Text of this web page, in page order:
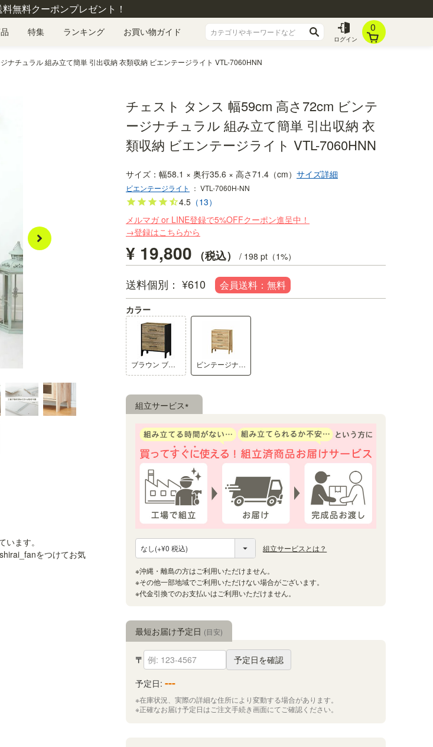
無料クーポンプレゼント！
特集 ランキング お買い物ガイド
ログイン
0
ナチュラル 組み立て簡単 引出収納 衣類収納 ビエンテージライト VTL-7060HNN
ます。
をつけてお気
チェスト タンス 幅59cm 高さ72cm ビンテ
ージナチュラル 組み立て簡単 引出収納 衣
類収納 ビエンテージライト VTL-7060HNN
幅58.1 × 奥行35.6 × 高さ71.4（cm） サイズ詳細
ビエンテージライト ： VTL-7060H-NN
4.5 （13）
メルマガ or LINE登録で5%OFFクーポン進呈中！
→登録はこちらから
¥ 19,800 税込 / 198 pt（1%）
送料個別 ¥610
カラー
ブラウン ブラック（黒木目） ビンテージナチュラル
組立サービス
須)
組立サービスとは？
最短お届け予定日 (目安)
〒
予定日を確認
予定日: ---
※在庫状況、実際の詳細な住所により変動する場合があります。
※正確なお届け予定日はご注文手続き画面にてご確認ください。